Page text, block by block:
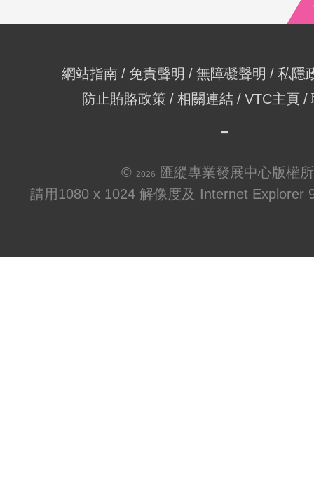
網站指南 免責聲明 無障礙聲明
私隱
防止賄賂政策
相關連結 VTC主頁
© 2026
匯縱專業發展中心版權
請用1080 x 1024 解像度及 Internet Explorer